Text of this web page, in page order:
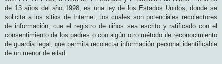
de 13 años del año 1998, es una ley de los Estados Unidos, donde se
solicita a los sitios de Internet, los cuales son potenciales recolectores
de información, que el registro de niños sea escrito y ratificado con el
consentimiento de los padres o con algún otro método de reconocimiento
de guardia legal, que permita recolectar información personal identificable
de un menor de edad.